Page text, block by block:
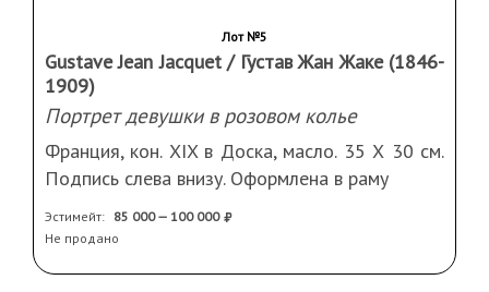
Лот №5
Gustave Jean Jacquet / Густав Жан Жаке (1846-
1909)
Портрет девушки в розовом колье
Франция, кон. XIX в Доска, масло. 35 Х 30 см.
Подпись слева внизу. Оформлена в раму
Эстимейт: 85 000 — 100 000
Не продано